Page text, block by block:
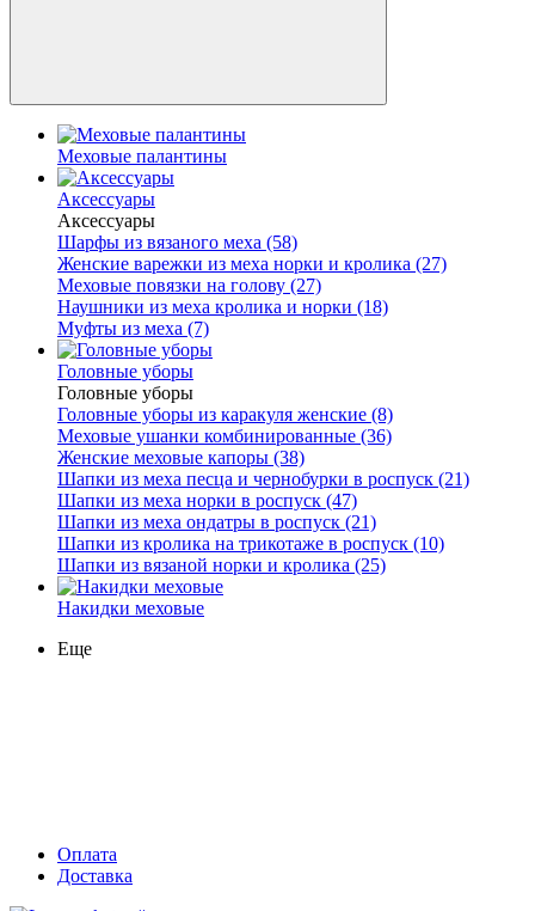
Меховые палантины
Аксессуары
Аксессуары
Шарфы из вязаного меха (58)
Женские варежки из меха норки и кролика (27)
Меховые повязки на голову (27)
Наушники из меха кролика и норки (18)
Муфты из меха (7)
Головные уборы
Головные уборы
Головные уборы из каракуля женские (8)
Меховые ушанки комбинированные (36)
Женские меховые капоры (38)
Шапки из меха песца и чернобурки в роспуск (21)
Шапки из меха норки в роспуск (47)
Шапки из меха ондатры в роспуск (21)
Шапки из кролика на трикотаже в роспуск (10)
Шапки из вязаной норки и кролика (25)
Накидки меховые
Еще
Оплата
Доставка